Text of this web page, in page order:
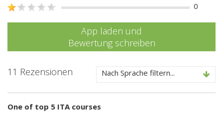
0
App laden und
Bewertung schreiben
11 Rezensionen Nach Sprache filtern...
One of top 5 ITA courses